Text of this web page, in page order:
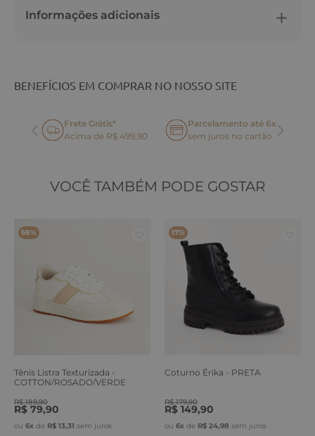
Informações adicionais
BENEFÍCIOS EM COMPRAR NO NOSSO SITE
Frete Grátis*
Acima de R$ 499,90
Parcelamento até 6x
sem juros no cartão
VOCÊ TAMBÉM PODE GOSTAR
58%
Tênis Listra Texturizada -
COTTON/ROSADO/VERDE
R$ 189,90
R$ 79,90
ou 6x de R$ 13,31 sem juros
17%
Coturno Érika - PRETA
R$ 179,90
R$ 149,90
ou 6x de R$ 24,98 sem juros